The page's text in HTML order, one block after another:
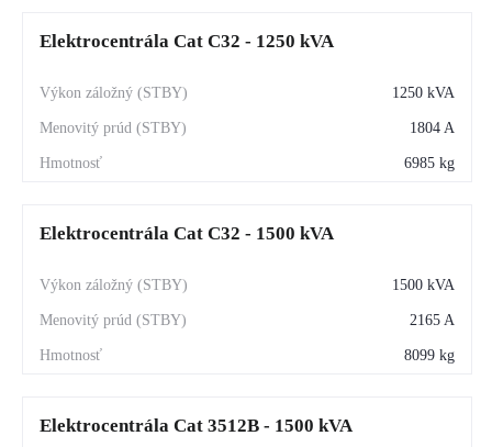
Elektrocentrála Cat C32 - 1250 kVA
1250 kVA
1804 A
6985 kg
Elektrocentrála Cat C32 - 1500 kVA
1500 kVA
2165 A
8099 kg
Elektrocentrála Cat 3512B - 1500 kVA